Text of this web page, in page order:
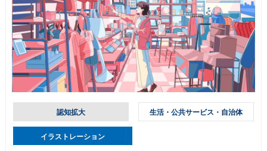
認知拡大 生活・公共サービス・自治体
イラストレーション